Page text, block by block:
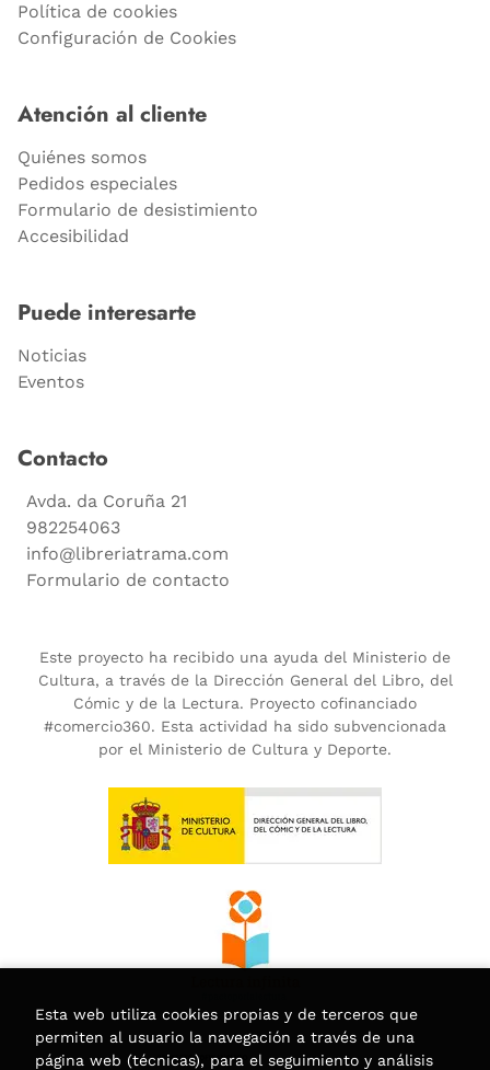
Política de cookies
Configuración de Cookies
Atención al cliente
Quiénes somos
Pedidos especiales
Formulario de desistimiento
Accesibilidad
Puede interesarte
Noticias
Eventos
Contacto
Avda. da Coruña 21
982254063
info@libreriatrama.com
Formulario de contacto
Este proyecto ha recibido una ayuda del Ministerio de
Cultura, a través de la Dirección General del Libro, del
Cómic y de la Lectura. Proyecto cofinanciado
#comercio360. Esta actividad ha sido subvencionada
por el Ministerio de Cultura y Deporte.
Esta web utiliza cookies propias y de terceros que
permiten al usuario la navegación a través de una
página web (técnicas), para el seguimiento y análisis